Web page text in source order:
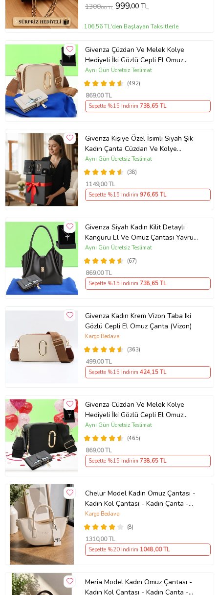
1300,00 TL 999,00 TL
106,56 TL'den Başlayan Taksitlerle
Givenza Çüzdan Ve Melek Kolye
Hediyeli İki Gözlü Cepli El Omuz
Çanta (Krem)
(492)
Aynı Gün Ücretsiz Teslimat
869,00 TL
Sepette %15 İndirim 738,65 TL
Givenza Kişiye Özel İsimli Siyah Şık
Kadın Çanta Cüzdan Ve Kolye
Hediyeli & Hediye Kutusu Seti
(D.Siyah)
(38)
Aynı Gün Ücretsiz Teslimat
1149,00 TL
Sepette %15 İndirim 976,65 TL
Givenza Siyah Kadın Kilit Detaylı
Kanguru El Ve Omuz Çantası Yavru
Çantalı Cüzdan Ve Kolye Hediyeli
(67)
Aynı Gün Ücretsiz Teslimat
869,00 TL
Sepette %15 İndirim 738,65 TL
Givenza Kadın Krem Vizon Taba Iki
Gözlü Cepli El Omuz Çanta (Vizon)
(363)
Kargo Bedava
499,00 TL
Sepette %15 İndirim 424,15 TL
Givenza Cüzdan Ve Melek Kolye
Hediyeli İki Gözlü Cepli El Omuz
Çanta (Siyah)
(465)
Aynı Gün Ücretsiz Teslimat
869,00 TL
Sepette %15 İndirim 738,65 TL
Chelur Model Kadın Omuz Çantası -
Kadın Kol Çantası - Kadın Çanta -
Günlük Kadın Çantası - Hediye
Çanta - Çapraz Askılı Kadın Çantası
(8)
Kargo Bedava
1310,00 TL
Sepette %20 İndirim 1048,00 TL
Meria Model Kadın Omuz Çantası -
Kadın Kol Çantası - Kadın Çanta -